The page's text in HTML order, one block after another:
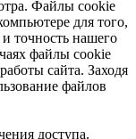
обеспечения
Файлы cookie
для того,
точность нашего
файлы cookie
сайта. Заходя